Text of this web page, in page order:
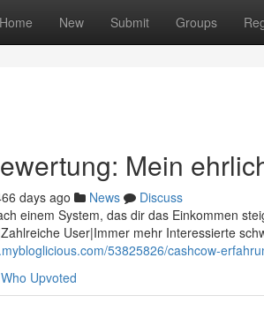
Home New Submit Groups
Mein
days ago News
Discuss
einem System, das dir das Einkommen
User|Immer mehr Interessierte
53825826/cashcow-
Who Upvoted